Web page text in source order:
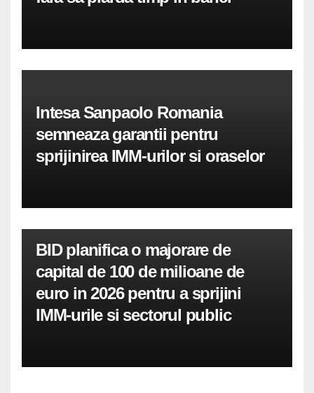
Intesa Sanpaolo Romania
semneaza garantii pentru
sprijinirea IMM-urilor si oraselor
BID planifica o majorare de
capital de 100 de milioane de
euro in 2026 pentru a sprijini
IMM-urile si sectorul public